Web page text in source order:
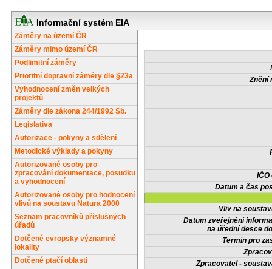
Informační systém EIA
Záměry na území ČR
Záměry mimo území ČR
Podlimitní záměry
Prioritní dopravní záměry dle §23a
Vyhodnocení změn velkých
projektů
Záměry dle zákona 244/1992 Sb.
Legislativa
Autorizace - pokyny a sdělení
Metodické výklady a pokyny
Autorizované osoby pro
zpracování dokumentace, posudku
a vyhodnocení
Autorizované osoby pro hodnocení
vlivů na soustavu Natura 2000
Seznam pracovníků příslušných
úřadů
Dotčené evropsky významné
lokality
Dotčené ptačí oblasti
Znění
IČO
Datum a čas
Vliv na
Datum zveřejnění
na úřední desce
Termín pro
Zpracovatel -